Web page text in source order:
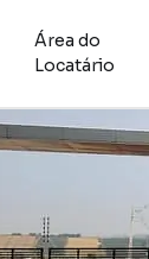
Área do
Locatário